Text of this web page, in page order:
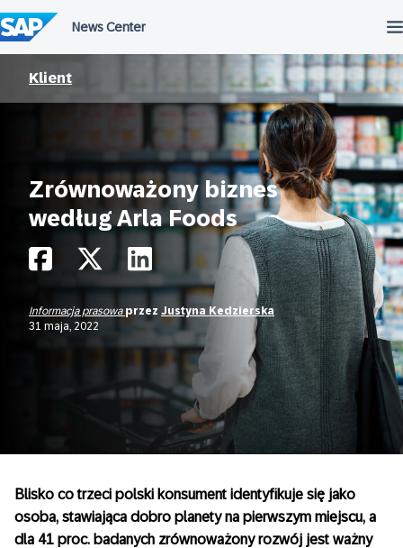
do
treści
Klient
Zrównoważony biznes
według Arla Foods
Informacja prasowa przez Justyna Kedzierska
31 maja, 2022
Blisko co trzeci polski konsument identyfikuje się jako
osoba, stawiająca dobro planety na pierwszym miejscu, a
dla 41 proc. badanych zrównoważony rozwój jest ważny